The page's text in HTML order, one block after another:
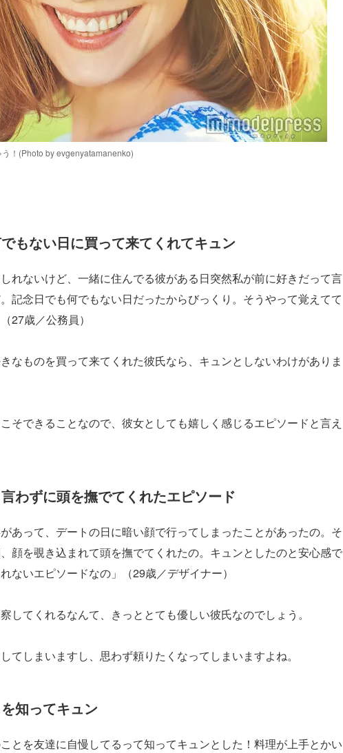
！(Photo by evgenyatamanenko)
もない日に買って来てくれてキュン
れないけど、一緒に住んでる彼がある日突然私が前に好きだって言
記念日でも何でもない日だったからびっくり。そうやって覚えてて
27歳／公務員）
なものを買って来てくれた彼氏なら、キュンとしないわけがありま
そできることなので、彼女としても嬉しく感じるエピソードと言え
わずに頭を撫でてくれたエピソード
あって、デートの日に暗い顔で行ってしまったことがあったの。そ
顔を覗き込まれて頭を撫でてくれたの。キュンとしたのと安心感で
ないエピソードなの」（29歳／デザイナー）
してくれるなんて、きっととても優しい彼氏なのでしょう。
てしまいますし、思わず頼りたくなってしまいますよね。
知ってキュン
とを友達に自慢してるって知ってキュンとした！料理が上手とかい